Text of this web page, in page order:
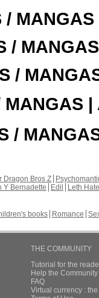
/
/
/
|
/
Dragon Bros Z
Y Bernadette Edil
Leth Hate
books Romance
THE COMMUNITY
Tutorial for the
Help the
FAQ
Virtual currency :